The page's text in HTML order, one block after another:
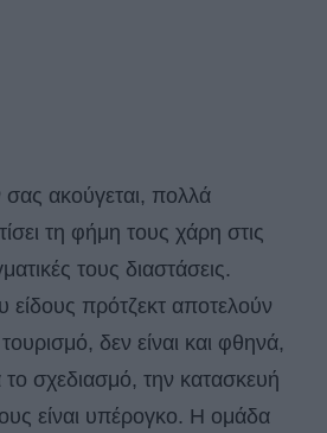
ακούγεται, πολλά
τη φήμη τους χάρη στις
τους διαστάσεις.
είδους πρότζεκτ αποτελούν
δεν είναι και φθηνά,
σχεδιασμό, την κατασκευή
είναι υπέρογκο. Η ομάδα